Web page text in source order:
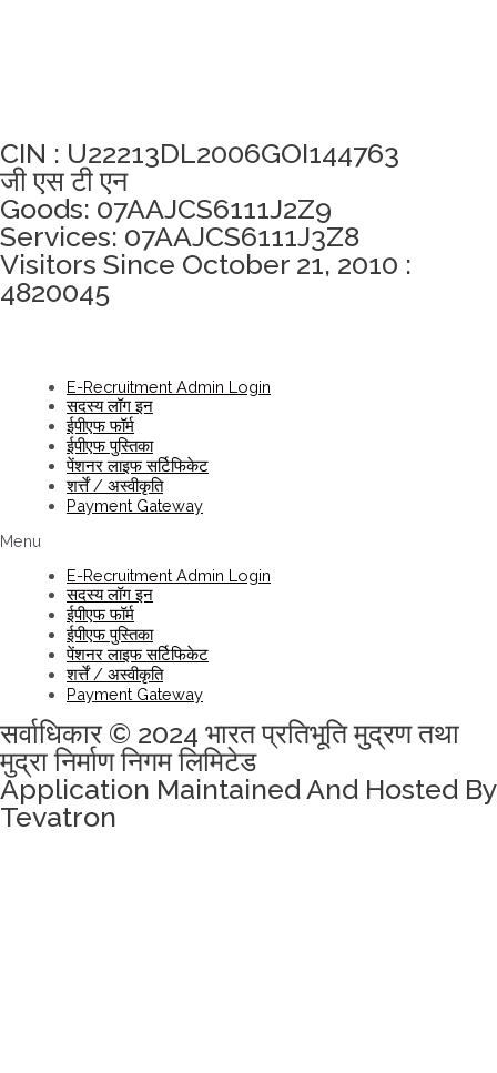
CIN : U22213DL2006GOI144763
जी एस टी एन
Goods: 07AAJCS6111J2Z9
Services: 07AAJCS6111J3Z8
Visitors Since October 21, 2010 :
4820045
E-Recruitment Admin Login
सदस्य लॉग इन
ईपीएफ फॉर्म
ईपीएफ पुस्तिका
पेंशनर लाइफ सर्टिफिकेट
शर्त्तें / अस्वीकृति
Payment Gateway
Menu
E-Recruitment Admin Login
सदस्य लॉग इन
ईपीएफ फॉर्म
ईपीएफ पुस्तिका
पेंशनर लाइफ सर्टिफिकेट
शर्त्तें / अस्वीकृति
Payment Gateway
सर्वाधिकार © 2024 भारत प्रतिभूति मुद्रण तथा
मुद्रा निर्माण निगम लिमिटेड
Application Maintained And Hosted By
Tevatron